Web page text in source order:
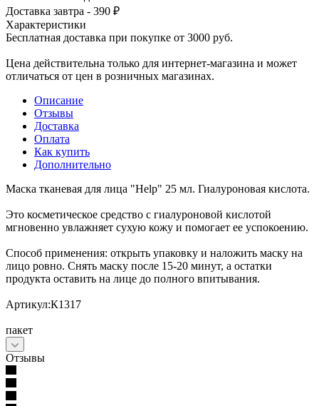
Доставка завтра - 390 ₽
Характеристики
Бесплатная доставка при покупке от 3000 руб.
Цена действительна только для интернет-магазина и может
отличаться от цен в розничных магазинах.
Описание
Отзывы
Доставка
Оплата
Как купить
Дополнительно
Маска тканевая для лица "Help" 25 мл. Гиалуроновая кислота.
Это косметическое средство с гиалуроновой кислотой
мгновенно увлажняет сухую кожу и помогает ее успокоению.
Способ применения: открыть упаковку и наложить маску на
лицо ровно. Снять маску после 15-20 минут, а остатки
продукта оставить на лице до полного впитывания.
Артикул:К1317
пакет
Отзывы